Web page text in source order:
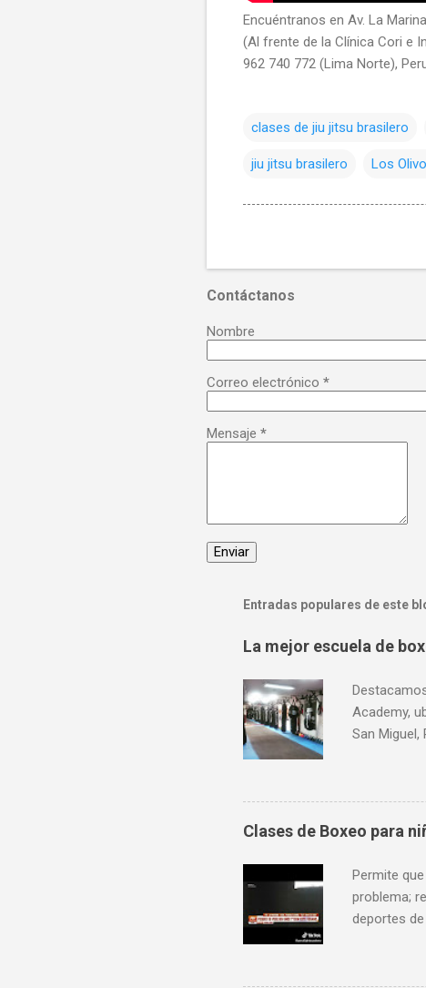
Encuéntranos en Av. La
(Al frente de la Clínica Cori e
962 740 772 (Lima Norte),
clases de jiu jitsu brasilero
jiu jitsu brasilero Los
Contáctanos
Nombre
Correo electrónico *
Mensaje *
Entradas populares de este
La mejor escuela de
Academy,
San
crédito.
9 am a 1
Clases de Boxeo para
Permite
problema;
deportes